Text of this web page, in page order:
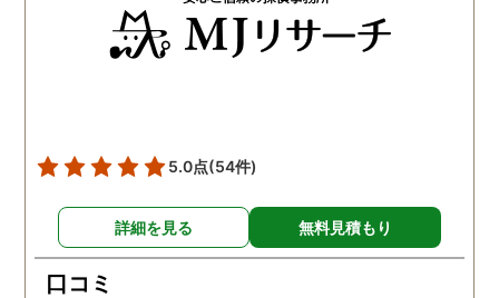
5.0点(54件)
詳細を見る 無料見積もり
口コミ